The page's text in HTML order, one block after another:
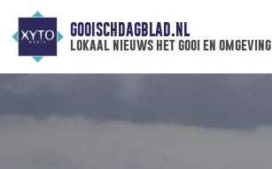
GOOISCHDAGBLAD.NL
lokaal nieuws het gooi en omgeving